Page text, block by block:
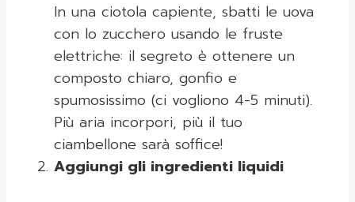
In una ciotola capiente, sbatti le uova
con lo zucchero usando le fruste
elettriche: il segreto è ottenere un
composto chiaro, gonfio e
spumosissimo (ci vogliono 4-5 minuti).
Più aria incorpori, più il tuo
ciambellone sarà soffice!
Aggiungi gli ingredienti liquidi